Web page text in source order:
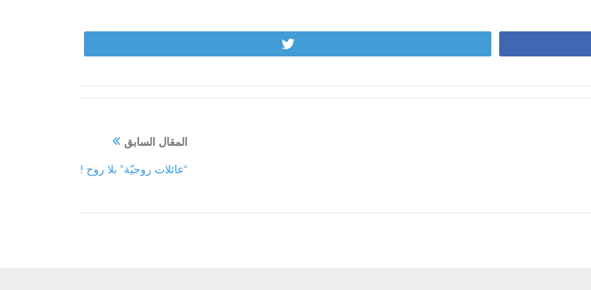
المقال السابق
“عائلات روحيّة” بلا روح !